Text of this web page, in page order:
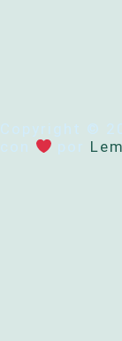
Copyright ©
con
por